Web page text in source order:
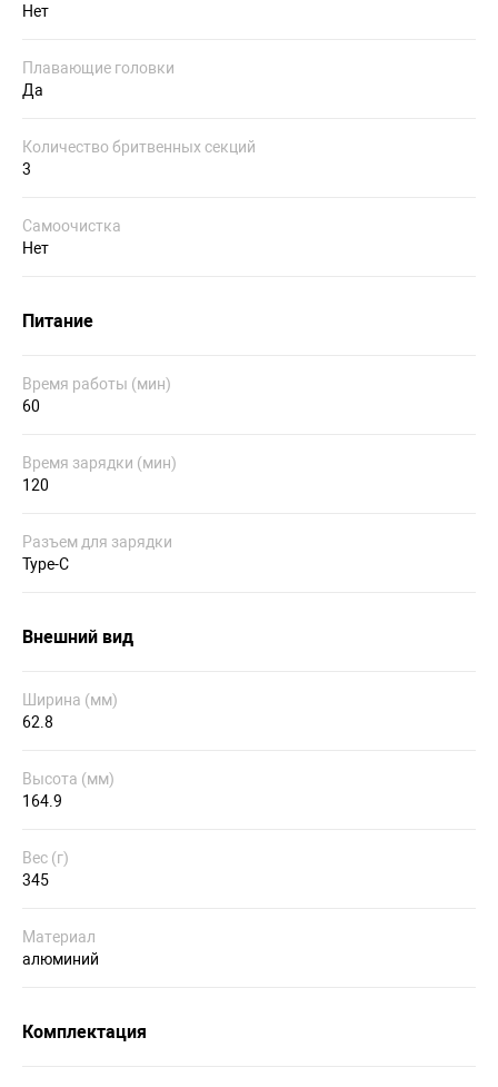
Нет
Плавающие головки
Да
Количество бритвенных секций
3
Самоочистка
Нет
Питание
Время работы (мин)
60
Время зарядки (мин)
120
Разъем для зарядки
Type-C
Внешний вид
Ширина (мм)
62.8
Высота (мм)
164.9
Вес (г)
345
Материал
алюминий
Комплектация